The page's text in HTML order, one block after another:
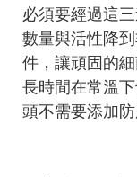
必須要經過這
數量與活性降
件，讓頑固的
長時間在常溫
頭不需要添加